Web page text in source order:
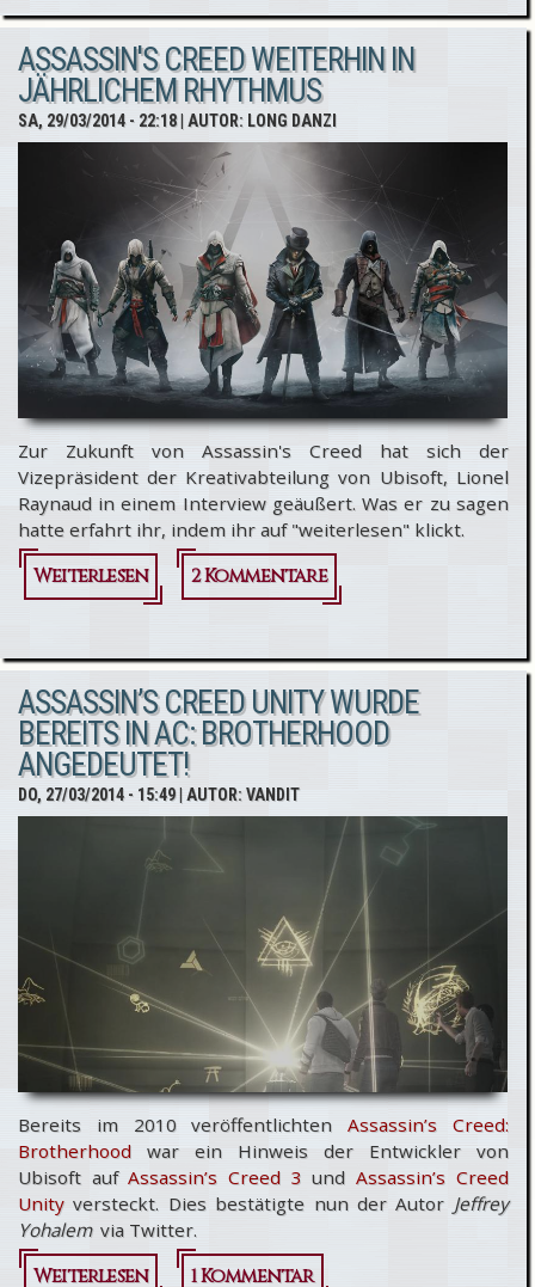
Zusammenarbeit
mit
Medienvertretern
der CDU/CSU
kinderfreundlich!
ASSASSIN'S CREED WEITERHIN IN
JÄHRLICHEM RHYTHMUS
SA, 29/03/2014 - 22:18| AUTOR: LONG DANZI
Zur Zukunft von Assassin's Creed hat sich der
Vizepräsident der Kreativabteilung von Ubisoft, Lionel
Raynaud in einem Interview geäußert. Was er zu sagen
hatte erfahrt ihr, indem ihr auf "weiterlesen" klickt.
Weiterlesen
über
Creed
weiterhin
in
jährlichem
Rhythmus
2 Kommentare
ASSASSIN’S CREED UNITY WURDE
BEREITS IN AC: BROTHERHOOD
ANGEDEUTET!
DO, 27/03/2014 - 15:49| AUTOR:VANDIT
Bereits im 2010 veröffentlichtenAssassin’s Creed:
Brotherhood war ein Hinweis der Entwickler von
Ubisoft aufAssassin’s Creed 3 undAssassin’s Creed
Unityversteckt. Dies bestätigte nun der Autor Jeffrey
Yohalem via Twitter.
Weiterlesen über Assassin’s
1 Kommentar